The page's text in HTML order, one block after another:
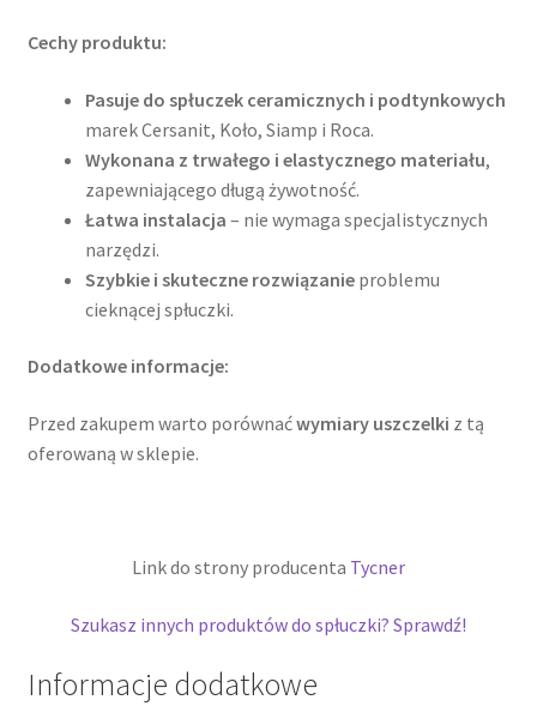
Cechy produktu:
Pasuje do spłuczek ceramicznych i podtynkowych
marek Cersanit, Koło, Siamp i Roca.
Wykonana z trwałego i elastycznego materiału,
zapewniającego długą żywotność.
Łatwa instalacja – nie wymaga specjalistycznych
narzędzi.
Szybkie i skuteczne rozwiązanieproblemu
cieknącej spłuczki.
Dodatkowe informacje:
Przed zakupem warto porównaćwymiary uszczelki z tą
oferowaną w sklepie.
Link do strony producenta Tycner
Szukasz innych produktów do spłuczki? Sprawdź!
Informacje dodatkowe